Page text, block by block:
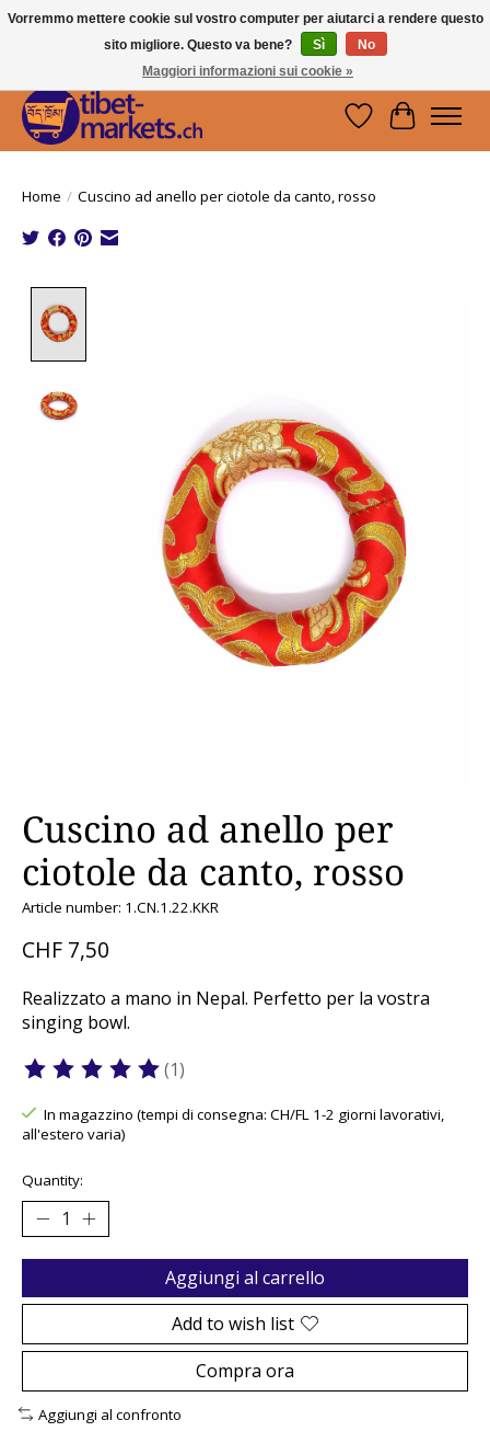
Handwerkskunst vom Dach der Welt.
Holen Sie sich ein Stück Tibet.
Lista deiCarrello
Home / Cuscino ad anello per ciotole da canto, rosso
Cuscino ad anello per
ciotole da canto, rosso
Article number: 1.CN.1.22.KKR
CHF 7,50
Realizzato a mano in Nepal. Perfetto per la vostra
singing bowl.
The rating of this product is
(1)
In magazzino (tempi di consegna: CH/FL 1-2 giorni lavorativi,
all'estero varia)
Quantity:
Aggiungi al carrello
Add to wish list
Compra ora
Aggiungi al confronto
Vorremmo mettere cookie sul vostro computer per aiutarci a rendere questo
sito migliore. Questo va bene?
Sì
No
Maggiori informazioni sui cookie »